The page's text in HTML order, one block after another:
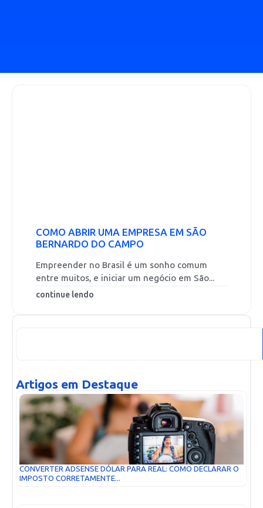
COMO ABRIR UMA EMPRESA EM SÃO
BERNARDO DO CAMPO
Empreender no Brasil é um sonho comum
entre muitos, e iniciar um negócio em São...
continue lendo
Artigos em Destaque
CONVERTER ADSENSE DÓLAR PARA REAL: COMO DECLARAR O
IMPOSTO CORRETAMENTE...